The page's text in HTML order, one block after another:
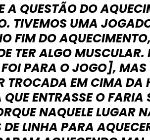
A QUESTÃO DO
TIVEMOS UMA
FIM DO
TER ALGO MUSCULAR.
FOI PARA O JOGO], MAS
TROCADA EM CIMA DA
ENTRASSE O FARIA
NAQUELE LUGAR
LINHA PARA